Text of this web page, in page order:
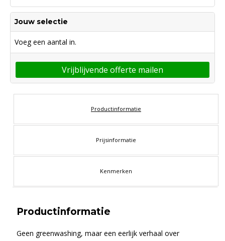
Jouw selectie
Voeg een aantal in.
Vrijblijvende offerte mailen
Productinformatie
Prijsinformatie
Kenmerken
Productinformatie
Geen greenwashing, maar een eerlijk verhaal over